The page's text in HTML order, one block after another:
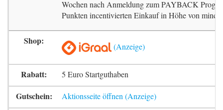
Wochen nach Anmeldung zum PAYBACK
Punkten incentivierten Einkauf in Höhe von
5 Euro Startguthaben
Aktionsseite öffnen